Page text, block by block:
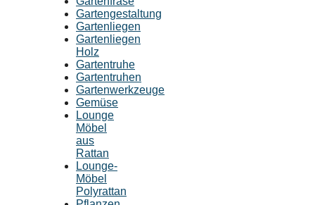
Gartengestaltung
Gartenliegen
Gartenliegen
Holz
Gartentruhe
Gartentruhen
Gartenwerkzeuge
Gemüse
Lounge
Möbel
aus
Rattan
Lounge-
Möbel
Polyrattan